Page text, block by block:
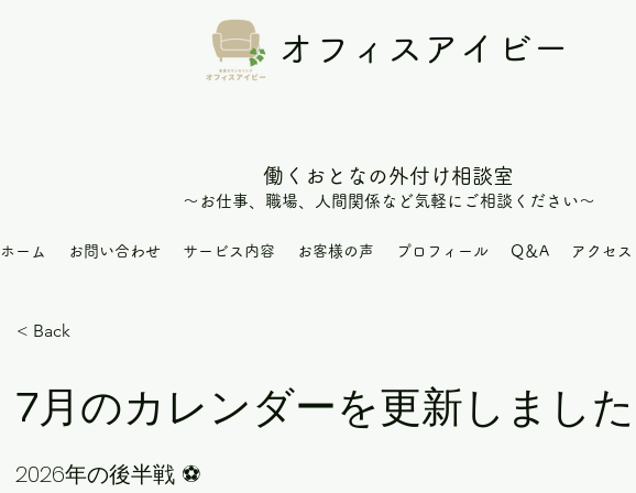
オフィスアイビー
働くおとなの外付け相談室
～お仕事、職場、人間関係など 気軽にご相談 ​ください ～
ホーム お問い合わせ サービス内容 お客様の声 プロフィール Q＆A アクセス
< Back
7月のカレンダーを更新しました
2026年の後半戦 ⚽️